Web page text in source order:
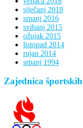
siječanj 2018
srpanj 2016
svibanj 2015
ožujak 2015
listopad 2014
rujan 2014
srpanj 1994
Zajednica